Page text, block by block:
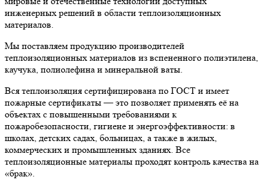
инженерных решений в области теплоизоляционных
материалов.
Мы поставляем продукцию производителей
теплоизоляционных материалов из вспененного полиэтилена,
каучука, полиолефина и минеральной ваты.
Вся теплоизоляция сертифицирована по ГОСТ и имеет
пожарные сертификаты — это позволяет применять её на
объектах с повышенными требованиями к
пожаробезопасности, гигиене и энергоэффективности: в
школах, детских садах, больницах, а также в жилых,
коммерческих и промышленных зданиях. Все
теплоизоляционные материалы проходят контроль качества на
«брак».